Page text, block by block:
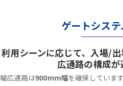
ゲートシス
利用シーンに応じて、入場/
広通路の構成が
幅広通路は900mm幅を確保していま